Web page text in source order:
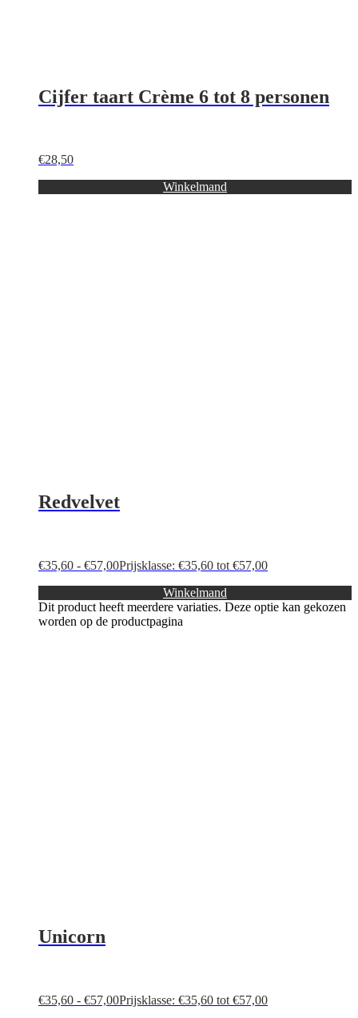
Cijfer taart Crème 6 tot 8 personen
€28,50
Winkelmand
Redvelvet
€35,60 - €57,00Prijsklasse: €35,60 tot €57,00
Winkelmand
Dit product heeft meerdere variaties. Deze optie kan gekozen
worden op de productpagina
Unicorn
€35,60 - €57,00Prijsklasse: €35,60 tot €57,00